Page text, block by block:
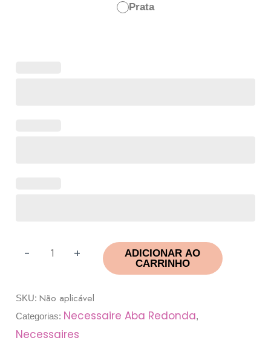
Prata
- +
ADICIONAR AO
CARRINHO
SKU:Não aplicável
Categorias: Necessaire Aba Redonda,
Necessaires